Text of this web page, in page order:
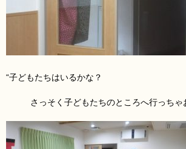
“子どもたちはいるかな？
さっそく子どもたちのところへ行っちゃ